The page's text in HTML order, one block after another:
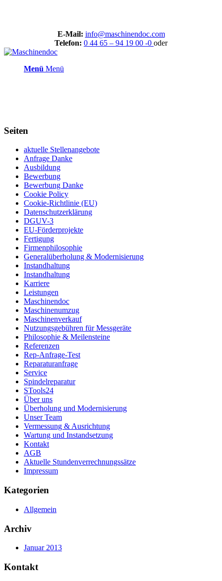
E-Mail: info@maschinendoc.com
Telefon: 0 44 65 – 94 19 00 -0 oder
Menü Menü
Seiten
aktuelle Stellenangebote
Anfrage Danke
Ausbildung
Bewerbung
Bewerbung Danke
Cookie Policy
Cookie-Richtlinie (EU)
Datenschutzerklärung
DGUV-3
EU-Förderprojekte
Fertigung
Firmenphilosophie
Generalüberholung & Modernisierung
Instandhaltung
Instandhaltung
Karriere
Leistungen
Maschinendoc
Maschinenumzug
Maschinenverkauf
Nutzungsgebühren für Messgeräte
Philosophie & Meilensteine
Referenzen
Rep-Anfrage-Test
Reparaturanfrage
Service
Spindelreparatur
STools24
Über uns
Überholung und Modernisierung
Unser Team
Vermessung & Ausrichtung
Wartung und Instandsetzung
Kontakt
AGB
Aktuelle Stundenverrechnungssätze
Impressum
Kategorien
Allgemein
Archiv
Januar 2013
Kontakt